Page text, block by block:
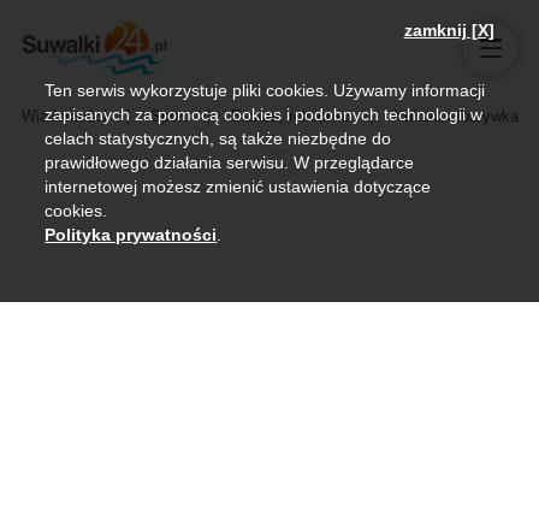
Wiadomości Sport Biznes, rolnictwo Kultura i rozrywka
zamknij [X]
Ten serwis wykorzystuje pliki cookies. Używamy informacji
zapisanych za pomocą cookies i podobnych technologii w
celach statystycznych, są także niezbędne do
prawidłowego działania serwisu. W przeglądarce
internetowej możesz zmienić ustawienia dotyczące
cookies.
Polityka prywatności